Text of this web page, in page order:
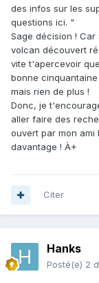
des infos sur les
questions ici. "
Sage décision !
volcan découvert
vite t'apercevoir
bonne
mais rien de plus !
Donc, je
aller faire des
ouvert par mon
davantage ! À+
Citer
Hanks
Posté(e) 2